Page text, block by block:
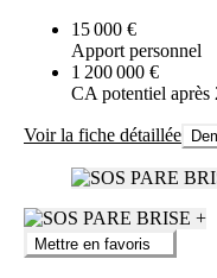
15 000 €
Apport personnel
1 200 000 €
CA potentiel après
Voir la fiche détaillée
Mettre en favoris